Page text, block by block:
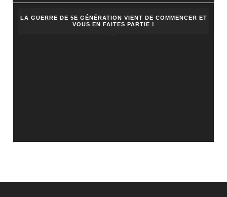
LA GUERRE DE 5E GÉNÉRATION VIENT DE COMMENCER ET
VOUS EN FAITES PARTIE !